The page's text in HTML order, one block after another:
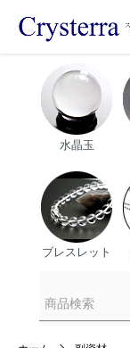
水晶玉
ブレスレット